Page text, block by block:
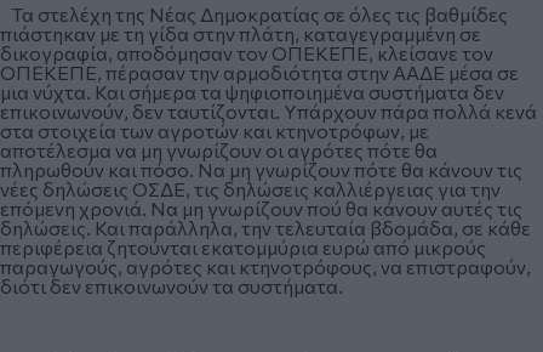
Τα στελέχη της Νέας Δημοκρατίας σε όλες τις βαθμίδες
πιάστηκαν με τη γίδα στην πλάτη, καταγεγραμμένη σε
δικογραφία, αποδόμησαν τον ΟΠΕΚΕΠΕ, κλείσανε τον
ΟΠΕΚΕΠΕ, πέρασαν την αρμοδιότητα στην ΑΑΔΕ μέσα σε
μια νύχτα. Και σήμερα τα ψηφιοποιημένα συστήματα δεν
επικοινωνούν, δεν ταυτίζονται. Υπάρχουν πάρα πολλά κενά
στα στοιχεία των αγροτών και κτηνοτρόφων, με
αποτέλεσμα να μη γνωρίζουν οι αγρότες πότε θα
πληρωθούν και πόσο. Να μη γνωρίζουν πότε θα κάνουν τις
νέες δηλώσεις ΟΣΔΕ, τις δηλώσεις καλλιέργειας για την
επόμενη χρονιά. Να μη γνωρίζουν πού θα κάνουν αυτές τις
δηλώσεις. Και παράλληλα, την τελευταία βδομάδα, σε κάθε
περιφέρεια ζητούνται εκατομμύρια ευρώ από μικρούς
παραγωγούς, αγρότες και κτηνοτρόφους, να επιστραφούν,
διότι δεν επικοινωνούν τα συστήματα.